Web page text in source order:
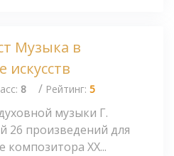
Музыка в
искусств
8 / Рейтинг: 5
музыки Г.
26 произведений для
композитора XX...